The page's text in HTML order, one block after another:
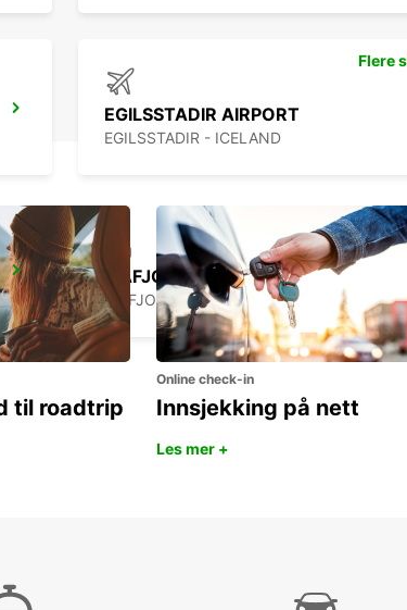
EGILSSTADIR AIRPORT
EGILSSTADIR - ICELAND
ISAFJORDUR
ISAFJORDUR - ICELAND
Flere
til roadtrip
Online check-in
Innsjekking på nett
Les mer +